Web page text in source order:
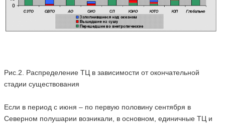
Рис.2. Распределение ТЦ в зависимости от окончательной
стадии существования
Если в период с июня – по первую половину сентября в
Северном полушарии возникали, в основном, единичные ТЦ и